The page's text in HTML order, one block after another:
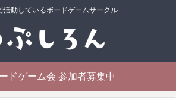
活動しているボードゲームサークル
ドゲーム会 参加者募集中